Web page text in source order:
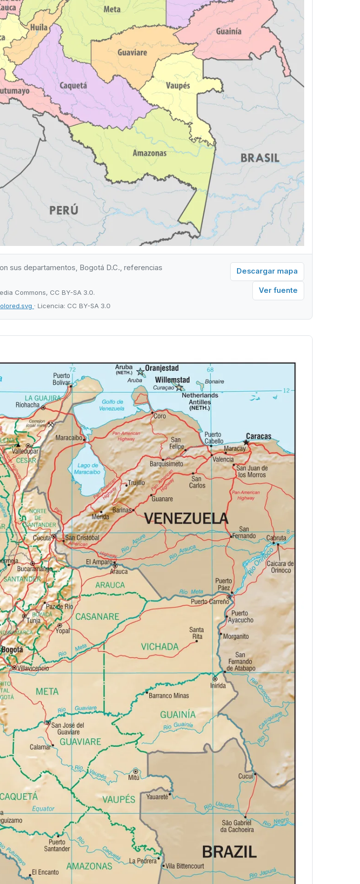
sus departamentos, Bogotá D.C., referencias
Commons, CC BY-SA 3.0.
· Licencia: CC BY-SA 3.0
Descargar mapa
Ver fuente